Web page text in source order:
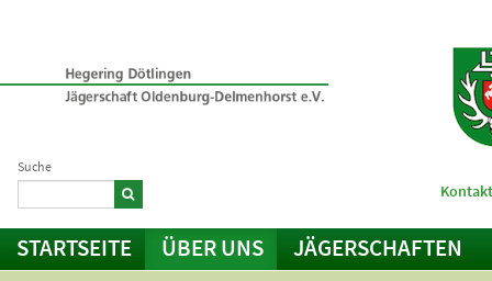
Suche
STARTSEITE ÜBER UNS JÄGERSCHAFTEN